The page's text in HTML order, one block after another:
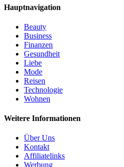
Hauptnavigation
Beauty
Business
Finanzen
Gesundheit
Liebe
Mode
Reisen
Technologie
Wohnen
Weitere Informationen
Über Uns
Kontakt
Affiliatelinks
Werbung